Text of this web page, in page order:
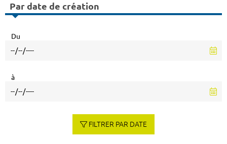
Par date de création
Du
à
FILTRER PAR DATE